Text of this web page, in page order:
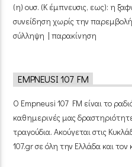
(η) ουσ. (Κ έμπνευσις, εως): η
συνείδηση χωρίς την
σύλληψη | παρακίνηση
EMPNEUSI 107 FM
Ο Empneusi 107 FM είναι το
καθημερινές μας
τραγούδια. Ακούγεται στις
107.gr σε όλη την Ελλάδα και τον